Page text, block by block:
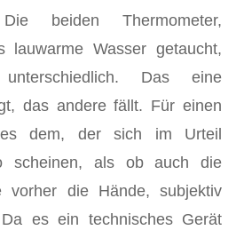
beiden Thermometer,
lauwarme Wasser getaucht,
Das eine
das andere fällt. Für einen
dem, der sich im Urteil
scheinen, als ob auch die
vorher die Hände, subjektiv
es ein technisches Gerät